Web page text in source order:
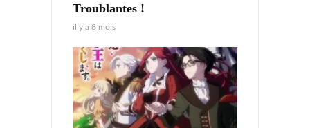
Troublantes !
il y a 8 mois